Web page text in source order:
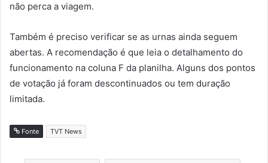
não perca a viagem.
Também é preciso verificar se as urnas ainda seguem
abertas. A recomendação é que leia o detalhamento do
funcionamento na coluna F da planilha. Alguns dos pontos
de votação já foram descontinuados ou tem duração
limitada.
Fonte TVT News